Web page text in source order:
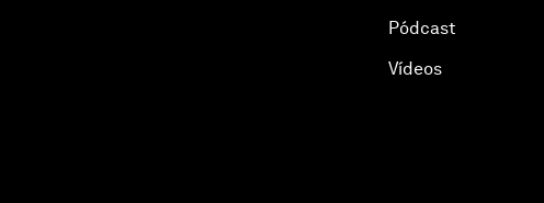
Pódcast
Vídeos